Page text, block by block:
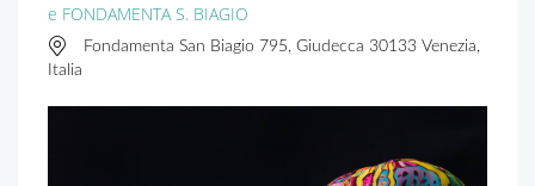
e FONDAMENTA S. BIAGIO
Fondamenta San Biagio 795, Giudecca 30133 Venezia,
Italia